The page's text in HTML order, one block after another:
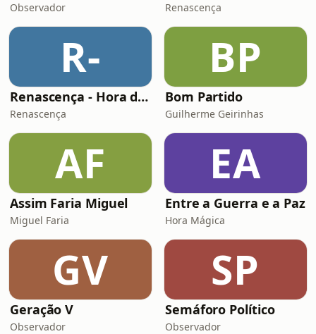
Observador Renascença
R-
Renascença - Hora da Verdade
Renascença
BP
Bom Partido
Guilherme Geirinhas
AF
Assim Faria Miguel
Miguel Faria
EA
Entre a Guerra e a Paz
Hora Mágica
GV
Geração V
Observador
SP
Semáforo Político
Observador